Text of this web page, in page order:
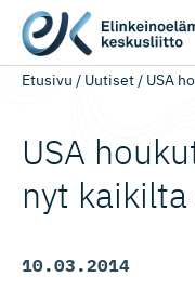
Etusivu / Uutiset/ USA
USA
nyt
10.03.2014